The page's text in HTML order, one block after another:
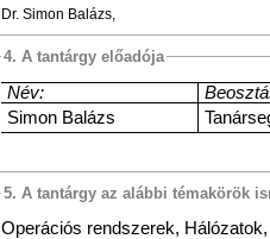
Dr. Simon Balázs,
4. A tantárgy előadója
Név:
Simon Balázs
5. A tantárgy az alábbi témakörök
Operációs rendszerek,